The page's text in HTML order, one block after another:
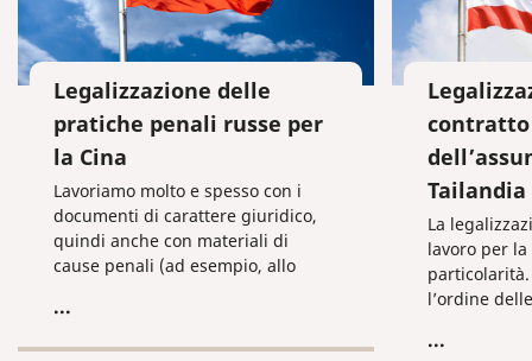
Legalizzazione delle
pratiche penali russe per
la Cina
Lavoriamo molto e spesso con i
documenti di carattere giuridico,
quindi anche con materiali di
cause penali (ad esempio, allo
russi imputati di aver commesso
...
Tailandia
La
lavoro per
l’ordine
necessità di
...